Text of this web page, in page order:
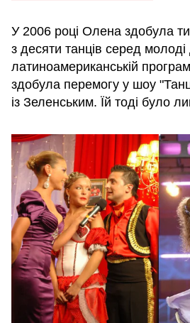
У 2006 році Олена здобула
з десяти танців серед
латиноамериканській
здобула перемогу у шоу
із Зеленським. Їй тоді було